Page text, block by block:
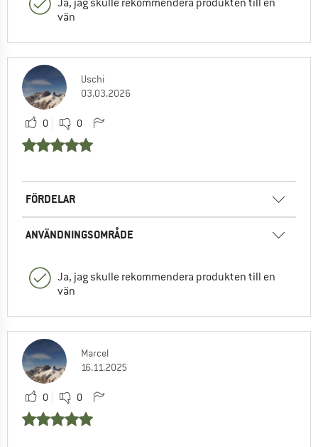
vän
Uschi
03.03.2026
0 0
FÖRDELAR
ANVÄNDNINGSOMRÅDE
Ja, jag skulle rekommendera produkten till en
vän
Marcel
16.11.2025
0 0